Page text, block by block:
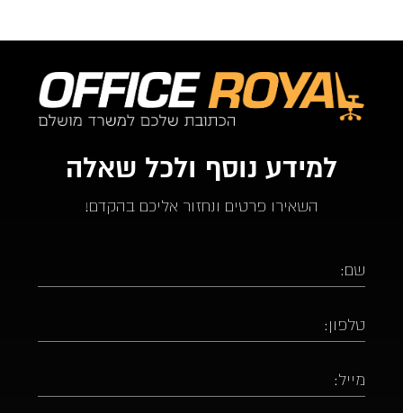
למידע נוסף ולכל שאלה
השאירו פרטים ונחזור אליכם בהקדם!